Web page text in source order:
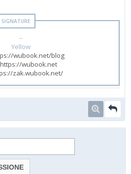
--
Yellow
wubook.net/blog
https://wubook.net
zak.wubook.net/